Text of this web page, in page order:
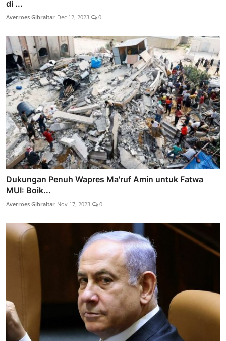
di ...
Averroes Gibraltar Dec 12, 2023 0
Dukungan Penuh Wapres Ma'ruf Amin untuk Fatwa
MUI: Boik...
Averroes Gibraltar Nov 17, 2023 0